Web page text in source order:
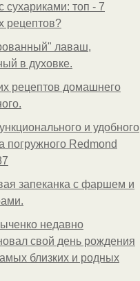
сухариками: топ - 7
рецептов?
лаваш,
в духовке.
рецептов домашнего
и удобного
погружного Redmond
запеканка с фаршем и
недавно
свой день рождения
близких и родных